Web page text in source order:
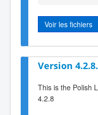
Voir les fichiers
Version
This is the Polish
4.2.8